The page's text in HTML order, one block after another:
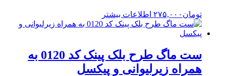
تومان ۲۷۵,۰۰۰ اطلاعات بیشتر
ست ماگ طرح بلک پینک کد 0120 به
همراه زیرلیوانی و پیکسل